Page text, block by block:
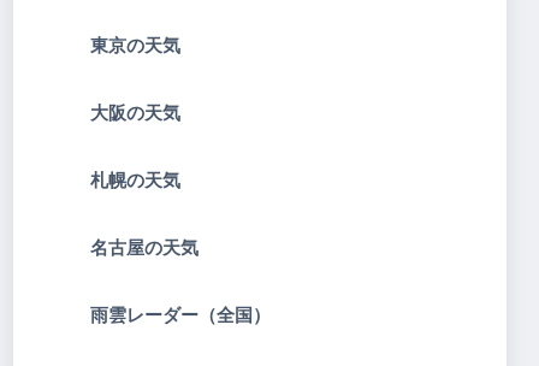
東京の天気
大阪の天気
札幌の天気
名古屋の天気
雨雲レーダー（全国）